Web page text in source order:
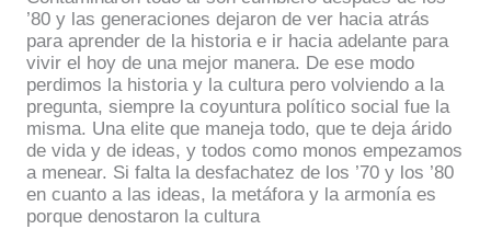
’80 y las generaciones dejaron de ver hacia atrás
para aprender de la historia e ir hacia adelante para
vivir el hoy de una mejor manera. De ese modo
perdimos la historia y la cultura pero volviendo a la
pregunta, siempre la coyuntura político social fue la
misma. Una elite que maneja todo, que te deja árido
de vida y de ideas, y todos como monos empezamos
a menear. Si falta la desfachatez de los ’70 y los ’80
en cuanto a las ideas, la metáfora y la armonía es
porque denostaron la cultura